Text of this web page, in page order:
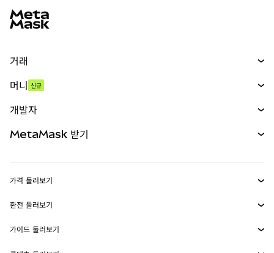
거래
무기한 선물
실물자산
머니 신규
개발자
MetaMask Connect
Snaps
MetaMask 받기
보안
가격 둘러보기
이더리움 가격
솔라나 가격
환전 둘러보기
ETH를 USD로 환전
가이드 둘러보기